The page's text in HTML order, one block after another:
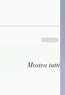
Mostra tutti